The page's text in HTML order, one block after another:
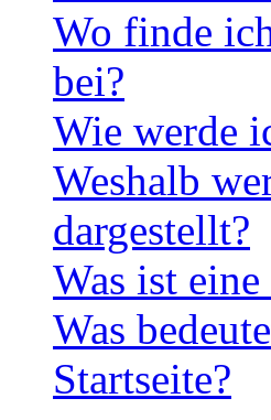
Wo finde
bei?
Wie werde
Weshalb
dargestellt?
Was ist
Was
Startseite?